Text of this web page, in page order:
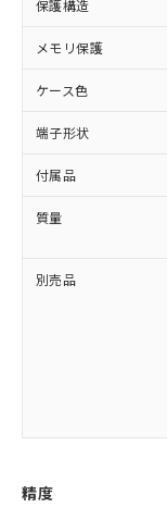
保護構造
メモリ保護
ケース色
端子形状
付属品
質量
別売品
精度
以下の条
本
商
(税
当
本
在
記
タ
覧
準
正
様
商品です。
対応予定
非含有に
調査・確
非含有の
商品です。
非該当品
仕入先様
いたもの
むを得ず
鉛(Pb)
六価クロム
類(PBB)
(PBDE)
ル) (DEHP)(
ルベンジル
（DBP）
基準値以
「×」：
基準値を
「－」：
*中国
Pb(鉛)
Cr(Ⅵ)(六価
ニル類) :
DBP(フタル
イソブチル) :
当
為
（
ま
国
可)
当
全
いよ
△